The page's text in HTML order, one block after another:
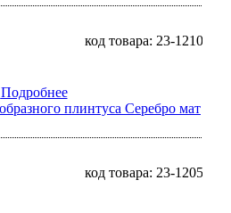
код товара: 23-1210
Подробнее
плинтуса Серебро мат
код товара: 23-1205